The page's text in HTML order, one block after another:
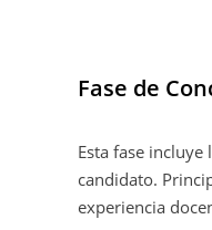
Fase de
Esta fase
candidato.
experiencia